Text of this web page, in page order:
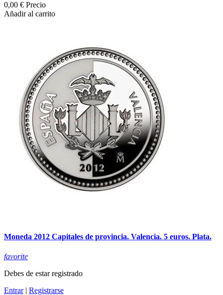
0,00 € Precio
Añadir al carrito
Moneda 2012 Capitales de provincia. Valencia. 5 euros. Plata.
favorite
Debes de estar registrado
Entrar| Registrarse